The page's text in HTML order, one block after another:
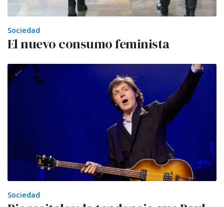
Sociedad
El nuevo consumo feminista
Sociedad